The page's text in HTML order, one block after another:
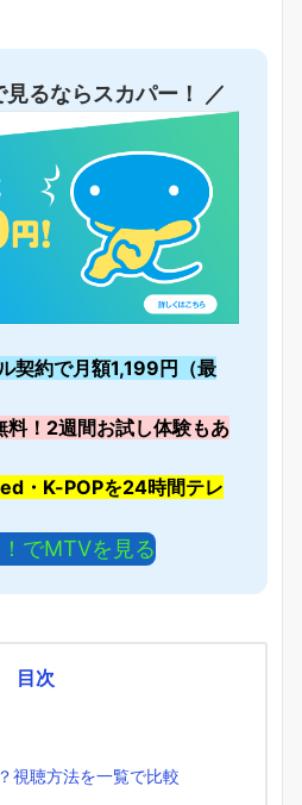
るならスカパー！ ／
契約で月額1,199円（最
料！2週間お試し体験もあ
・K-POPを24時間テレ
でMTVを見る
目次
視聴方法を一覧で比較